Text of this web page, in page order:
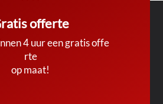
offerte
4 uur een gratis offe
rte
op maat!